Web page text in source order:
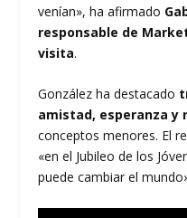
venían», ha afirmado
responsable de
visita.
González ha destacado
amistad, esperanza y
conceptos menores. El
«en el Jubileo de los
puede cambiar el